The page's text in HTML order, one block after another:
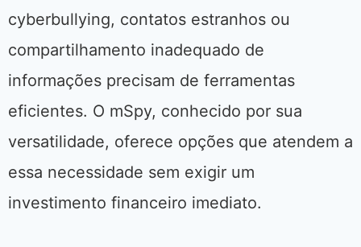
cyberbullying, contatos estranhos ou
compartilhamento inadequado de
informações precisam de ferramentas
eficientes. O mSpy, conhecido por sua
versatilidade, oferece opções que atendem a
essa necessidade sem exigir um
investimento financeiro imediato.